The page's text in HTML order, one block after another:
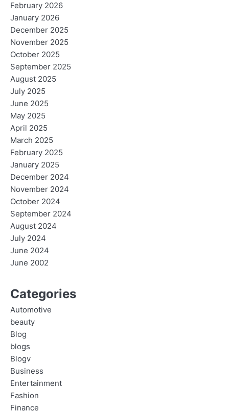
February 2026
January 2026
December 2025
November 2025
October 2025
September 2025
August 2025
July 2025
June 2025
May 2025
April 2025
March 2025
February 2025
January 2025
December 2024
November 2024
October 2024
September 2024
August 2024
July 2024
June 2024
June 2002
Categories
Automotive
beauty
Blog
blogs
Blogv
Business
Entertainment
Fashion
Finance